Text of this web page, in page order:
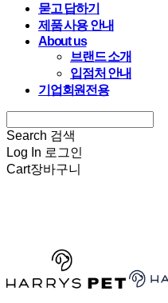
묻고 답하기
제품 사용 안내
About us
브랜드 소개
입점처 안내
기업회원전용
Search 검색
Log In 로그인
Cart장바구니